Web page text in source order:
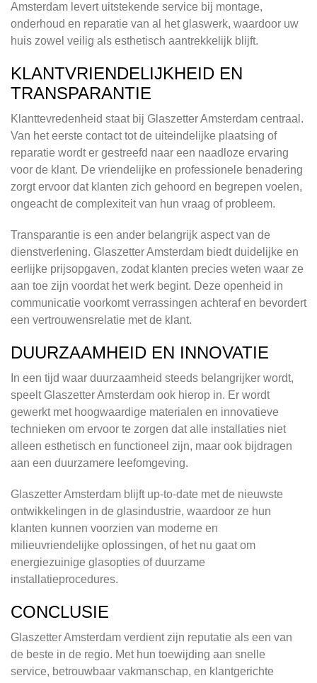
Amsterdam levert uitstekende service bij montage,
onderhoud en reparatie van al het glaswerk, waardoor uw
huis zowel veilig als esthetisch aantrekkelijk blijft.
KLANTVRIENDELIJKHEID EN
TRANSPARANTIE
Klanttevredenheid staat bij Glaszetter Amsterdam centraal.
Van het eerste contact tot de uiteindelijke plaatsing of
reparatie wordt er gestreefd naar een naadloze ervaring
voor de klant. De vriendelijke en professionele benadering
zorgt ervoor dat klanten zich gehoord en begrepen voelen,
ongeacht de complexiteit van hun vraag of probleem.
Transparantie is een ander belangrijk aspect van de
dienstverlening. Glaszetter Amsterdam biedt duidelijke en
eerlijke prijsopgaven, zodat klanten precies weten waar ze
aan toe zijn voordat het werk begint. Deze openheid in
communicatie voorkomt verrassingen achteraf en bevordert
een vertrouwensrelatie met de klant.
DUURZAAMHEID EN INNOVATIE
In een tijd waar duurzaamheid steeds belangrijker wordt,
speelt Glaszetter Amsterdam ook hierop in. Er wordt
gewerkt met hoogwaardige materialen en innovatieve
technieken om ervoor te zorgen dat alle installaties niet
alleen esthetisch en functioneel zijn, maar ook bijdragen
aan een duurzamere leefomgeving.
Glaszetter Amsterdam blijft up-to-date met de nieuwste
ontwikkelingen in de glasindustrie, waardoor ze hun
klanten kunnen voorzien van moderne en
milieuvriendelijke oplossingen, of het nu gaat om
energiezuinige glasopties of duurzame
installatieprocedures.
CONCLUSIE
Glaszetter Amsterdam verdient zijn reputatie als een van
de beste in de regio. Met hun toewijding aan snelle
service, betrouwbaar vakmanschap, en klantgerichte